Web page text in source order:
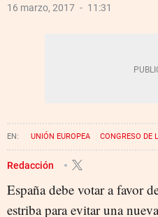
16 marzo, 2017 11:31
UNIÓN EUROPEA CONGRESO DE
MINISTERIO DE FOMENTO
ÍÑIGO DE LA SERNA
Redacción
España debe votar a favor
estriba para evitar una